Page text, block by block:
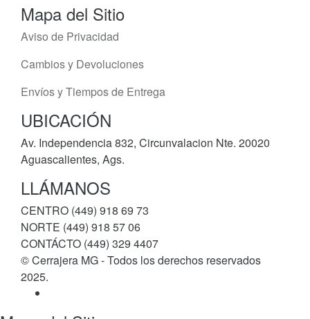
Mapa del Sitio
Aviso de Privacidad
Cambios y Devoluciones
Envíos y Tiempos de Entrega
UBICACIÓN
Av. Independencia 832, Circunvalacion Nte. 20020
Aguascalientes, Ags.
LLÁMANOS
CENTRO (449) 918 69 73
NORTE (449) 918 57 06
CONTÁCTO (449) 329 4407
© Cerrajera MG - Todos los derechos reservados
2025.